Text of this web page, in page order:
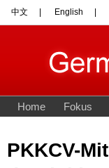
PKKCV-